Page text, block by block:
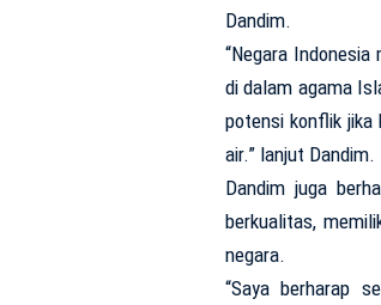
Dandim.
“Negara
di dalam agama
potensi konflik jika
air.” lanjut Dandim.
Dandim juga
berkualitas,
negara.
“Saya berharap